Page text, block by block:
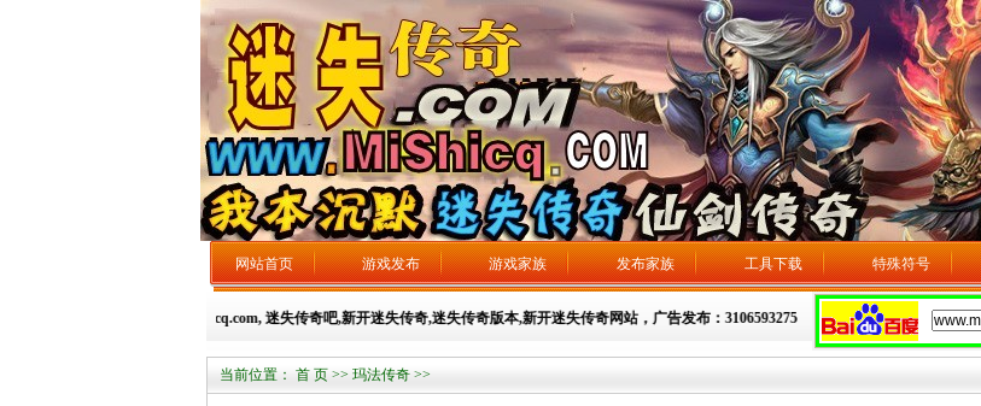
网站首页 游戏发布 游戏家族 发布家族 工具下载 特殊符号
迷失传奇----永久域名：mishicq.com, 迷失传奇吧,新开迷失传奇,迷失传奇版本,新开迷失传奇网站，广告发布：3106593275
当前位置： 首 页 >> 玛法传奇 >>